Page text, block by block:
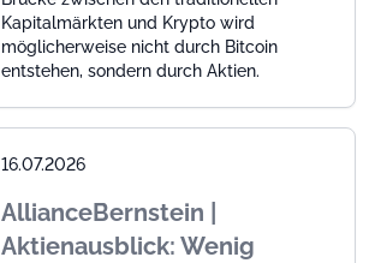
Kapitalmärkten und Krypto wird
möglicherweise nicht durch Bitcoin
entstehen, sondern durch Aktien.
16.07.2026
AllianceBernstein |
Aktienausblick: Wenig